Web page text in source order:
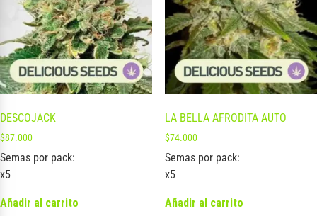
DESCOJACK
$87.000
Semas por pack:
x5
Añadir al carrito
LA BELLA AFRODITA AUTO
$74.000
Semas por pack:
x5
Añadir al carrito